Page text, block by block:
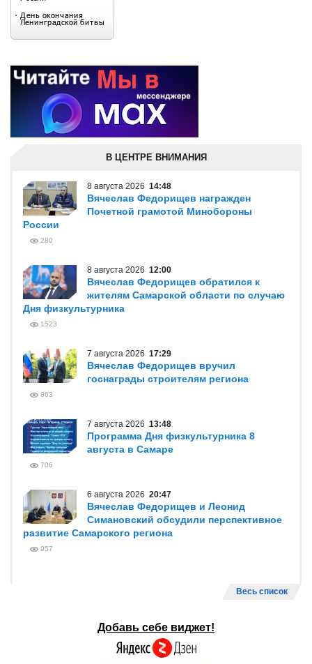
В ЦЕНТРЕ ВНИМАНИЯ
8 августа 2026 14:48
Вячеслав Федорищев награжден
Почетной грамотой Минобороны
России
280
8 августа 2026 12:00
Вячеслав Федорищев обратился к
жителям Самарской области по случаю
Дня физкультурника
1523
7 августа 2026 17:29
Вячеслав Федорищев вручил
госнаграды строителям региона
863
7 августа 2026 13:48
Программа Дня физкультурника 8
августа в Самаре
706
6 августа 2026 20:47
Вячеслав Федорищев и Леонид
Симановский обсудили перспективное
развитие Самарского региона
957
Весь список
Добавь себе виджет!